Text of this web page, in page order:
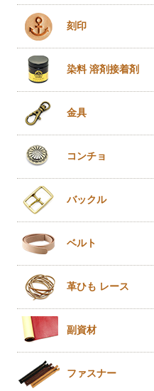
刻印
染料 溶剤接着剤
金具
コンチョ
バックル
ベルト
革ひも レース
副資材
ファスナー